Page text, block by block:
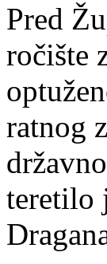
Pred
ročište
ratnog
teretilo